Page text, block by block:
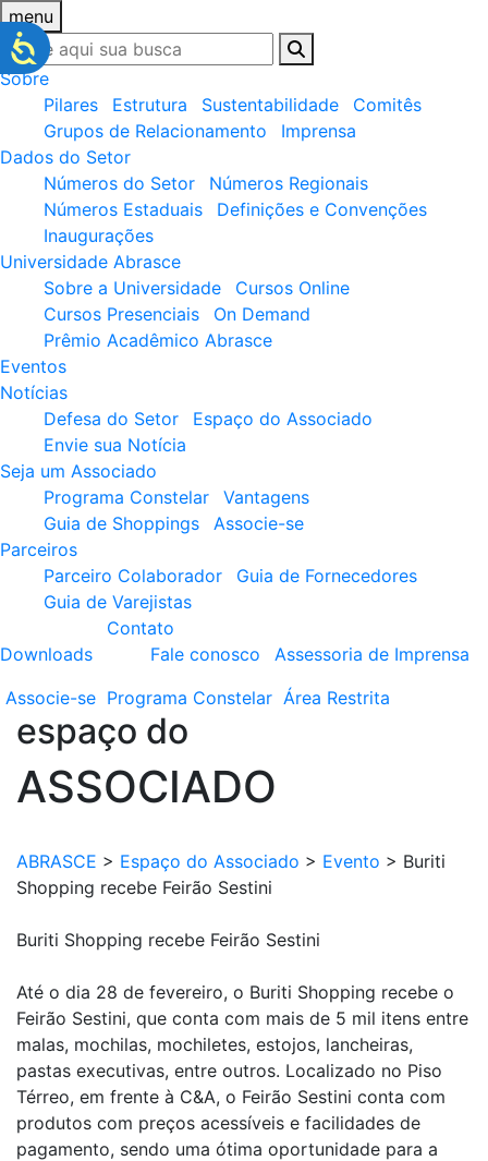
menu
Sobre
Pilares
Estrutura Sustentabilidade
Comitês
Grupos de Relacionamento
Imprensa
Dados do Setor
Números do Setor
Números Regionais
Números Estaduais
Definições e Convenções
Inaugurações
Universidade Abrasce
Sobre a Universidade
Cursos Online
Cursos Presenciais
On Demand
Prêmio Acadêmico Abrasce
Eventos
Notícias
Defesa do Setor
Espaço do Associado
Envie sua Notícia
Seja um Associado
Programa Constelar
Vantagens
Guia de Shoppings
Associe-se
Parceiros
Parceiro Colaborador
Guia de Fornecedores
Guia de Varejistas
Downloads
Contato
Fale conosco
Assessoria de Imprensa
Associe-se Programa Constelar Área Restrita
espaço do
ASSOCIADO
ABRASCE > Espaço do Associado > Evento > Buriti
Shopping recebe Feirão Sestini
Buriti Shopping recebe Feirão Sestini
Até o dia 28 de fevereiro, o Buriti Shopping recebe o
Feirão Sestini, que conta com mais de 5 mil itens entre
malas, mochilas, mochiletes, estojos, lancheiras,
pastas executivas, entre outros. Localizado no Piso
Térreo, em frente à C&A, o Feirão Sestini conta com
produtos com preços acessíveis e facilidades de
pagamento, sendo uma ótima oportunidade para a